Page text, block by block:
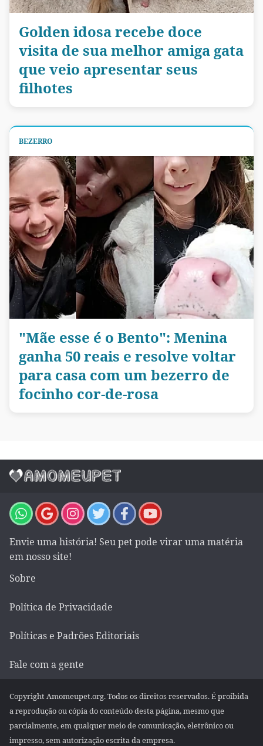
Golden idosa recebe doce
visita de sua melhor amiga gata
que veio apresentar seus
filhotes
BEZERRO
"Mãe esse é o Bento": Menina
ganha 50 reais e resolve voltar
para casa com um bezerro de
focinho cor-de-rosa
Envie uma história! Seu pet pode virar uma matéria
em nosso site!
Sobre
Política de Privacidade
Políticas e Padrões Editoriais
Fale com a gente
Copyright Amomeupet.org. Todos os direitos reservados. É proibida
a reprodução ou cópia do conteúdo desta página, mesmo que
parcialmente, em qualquer meio de comunicação, eletrônico ou
impresso, sem autorização escrita da empresa.